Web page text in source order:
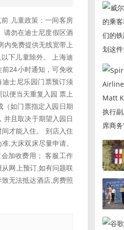
儿童政策：一间客房
请勿在迪士尼度假区酒
内免费提供无线宽带上
下儿童除外。 上海迪
24小时通知，可免收
士尼乐园门票预订须
便当天重复入园 票上
（如门票指定入园日期
并且取决于期望入园日
才能入住。 到店入住
,大床双床尽量申请。
加收费用； 客服工作
网上预订,如有问题联
无法抵达酒店,房费照